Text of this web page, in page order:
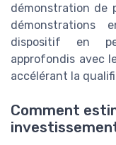
démonstration de
dispositif en
approfondis avec
accélérant la
Comment